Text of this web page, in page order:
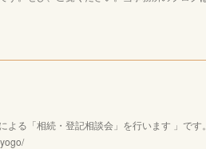
る「相続・登記相談会」を行います 」です